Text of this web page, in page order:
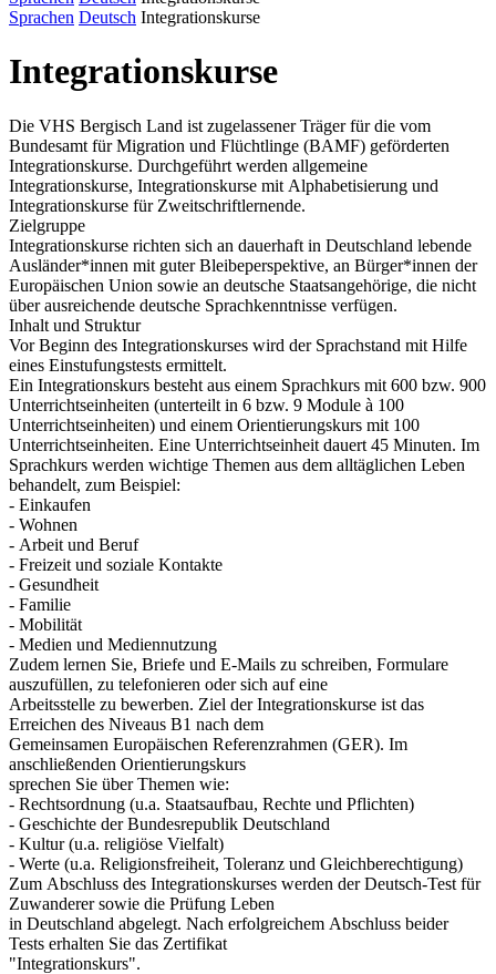
Sprachen Deutsch Integrationskurse
Integrationskurse
Die VHS Bergisch Land ist zugelassener Träger für die vom
Bundesamt für Migration und Flüchtlinge (BAMF) geförderten
Integrationskurse. Durchgeführt werden allgemeine
Integrationskurse, Integrationskurse mit Alphabetisierung und
Integrationskurse für Zweitschriftlernende.
Zielgruppe
Integrationskurse richten sich an dauerhaft in Deutschland lebende
Ausländer*innen mit guter Bleibeperspektive, an Bürger*innen der
Europäischen Union sowie an deutsche Staatsangehörige, die nicht
über ausreichende deutsche Sprachkenntnisse verfügen.
Inhalt und Struktur
Vor Beginn des Integrationskurses wird der Sprachstand mit Hilfe
eines Einstufungstests ermittelt.
Ein Integrationskurs besteht aus einem Sprachkurs mit 600 bzw. 900
Unterrichtseinheiten (unterteilt in 6 bzw. 9 Module à 100
Unterrichtseinheiten) und einem Orientierungskurs mit 100
Unterrichtseinheiten. Eine Unterrichtseinheit dauert 45 Minuten. Im
Sprachkurs werden wichtige Themen aus dem alltäglichen Leben
behandelt, zum Beispiel:
- Einkaufen
- Wohnen
- Arbeit und Beruf
- Freizeit und soziale Kontakte
- Gesundheit
- Familie
- Mobilität
- Medien und Mediennutzung
Zudem lernen Sie, Briefe und E-Mails zu schreiben, Formulare
auszufüllen, zu telefonieren oder sich auf eine
Arbeitsstelle zu bewerben. Ziel der Integrationskurse ist das
Erreichen des Niveaus B1 nach dem
Gemeinsamen Europäischen Referenzrahmen (GER). Im
anschließenden Orientierungskurs
sprechen Sie über Themen wie:
- Rechtsordnung (u.a. Staatsaufbau, Rechte und Pflichten)
- Geschichte der Bundesrepublik Deutschland
- Kultur (u.a. religiöse Vielfalt)
- Werte (u.a. Religionsfreiheit, Toleranz und Gleichberechtigung)
Zum Abschluss des Integrationskurses werden der Deutsch-Test für
Zuwanderer sowie die Prüfung Leben
in Deutschland abgelegt. Nach erfolgreichem Abschluss beider
Tests erhalten Sie das Zertifikat
"Integrationskurs".